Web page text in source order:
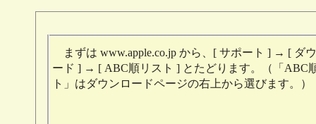
まずは www.apple.co.jp から、[ サポート ] → [ ダ
ード ] → [ ABC順リスト ] とたどります。（「ABC
ト」はダウンロードページの右上から選びます。）